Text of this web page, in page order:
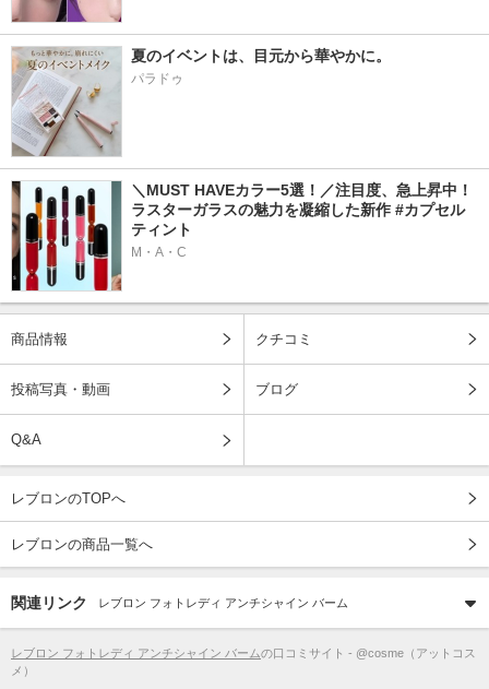
夏のイベントは、目元から華やかに。
パラドゥ
＼MUST HAVEカラー5選！／注目度、急上昇中！
ラスターガラスの魅力を凝縮した新作 #カプセル
ティント
M・A・C
商品情報 クチコミ
投稿写真・動画 ブログ
Q&A
レブロンのTOPへ
レブロンの商品一覧へ
関連リンク レブロン フォトレディ アンチシャイン バーム
レブロン フォトレディ アンチシャイン バームの口コミサイト - @cosme（アットコス
メ）